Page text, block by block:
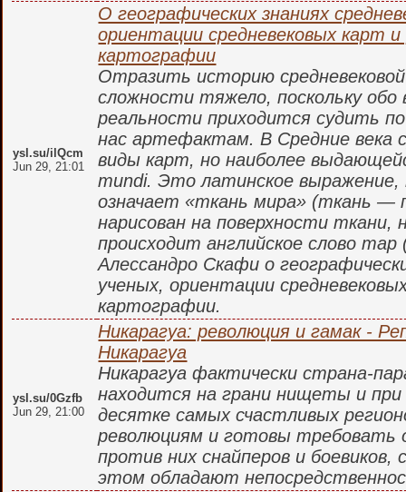
ysl.su/ilQcm
Jun 29, 21:01
О географических знаниях
ориентации средневековых карт
картографии
Отразить историю
сложности тяжело, поскольку обо
реальности приходится судить
нас артефактам. В Средние века
виды карт, но наиболее
mundi. Это латинское выражение,
означает «ткань мира» (ткань
нарисован на поверхности
происходит английское слово
Алессандро Скафи о
ученых, ориентации
картографии.
ysl.su/0Gzfb
Jun 29, 21:00
Никарагуа: революция и гамак -
Никарагуа
Никарагуа фактически страна-
находится на грани нищеты и
десятке самых счастливых
революциям и готовы требовать
против них снайперов и боевиков,
этом обладают